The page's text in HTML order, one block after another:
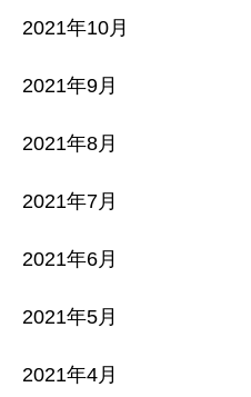
2021年10月
2021年9月
2021年8月
2021年7月
2021年6月
2021年5月
2021年4月